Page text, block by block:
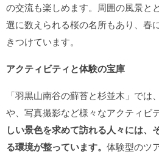
の交流も楽しめます。周囲の風景と
選に数えられる桜の名所もあり、春
きつけています。
アクティビティと体験の宝庫
「羽黒山南谷の蘚苔と杉並木」で
や、写真撮影など様々なアクティビ
しい景色を求めて訪れる人々には、
る環境が整っています。 体験型のツ